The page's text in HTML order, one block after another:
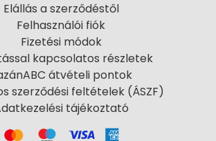
Elállás a szerződéstől
Felhasználói fiók
Fizetési módok
kapcsolatos részletek
átvételi pontok
szerződési feltételek (ÁSZF)
tájékoztató